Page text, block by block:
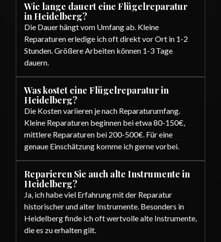
Wie lange dauert eine Flügelreparatur
in Heidelberg?
Die Dauer hängt vom Umfang ab. Kleine
Reparaturen erledige ich oft direkt vor Ort in 1-2
Stunden. Größere Arbeiten können 1-3 Tage
dauern.
Was kostet eine Flügelreparatur in
Heidelberg?
Die Kosten variieren je nach Reparaturumfang.
Kleine Reparaturen beginnen bei etwa 80-150€,
mittlere Reparaturen bei 200-500€. Für eine
genaue Einschätzung komme ich gerne vorbei.
Reparieren Sie auch alte Instrumente in
Heidelberg?
Ja, ich habe viel Erfahrung mit der Reparatur
historischer und alter Instrumente. Besonders in
Heidelberg finde ich oft wertvolle alte Instrumente,
die es zu erhalten gilt.